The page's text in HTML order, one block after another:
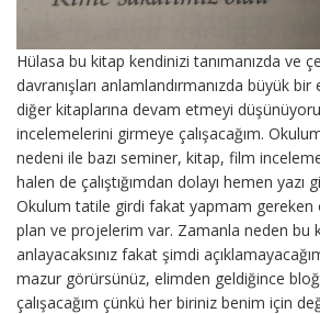
Hülasa bu kitap kendinizi tanımanızda ve
davranışları anlamlandırmanızda büyük
diğer kitaplarına devam etmeyi
incelemelerini girmeye çalışacağım.
nedeni ile bazı seminer, kitap, film
halen de çalıştığımdan dolayı hemen yazı
Okulum tatile girdi fakat yapmam gereken
plan ve projelerim var. Zamanla neden bu
anlayacaksınız fakat şimdi
mazur görürsünüz, elimden geldiğince
çalışacağım çünkü her biriniz benim için